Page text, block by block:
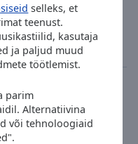
selleks, et
teenust.
kasutaja
ja paljud muud
töötlemist.
parim
Alternatiivina
või tehnoloogiaid
01